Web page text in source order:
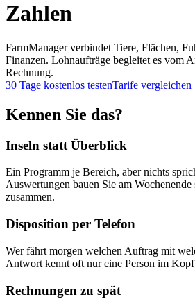
Zahlen
FarmManager verbindet Tiere, Flächen,
Finanzen. Lohnaufträge begleitet es vom
Rechnung.
30 Tage kostenlos testenTarife vergleichen
Kennen Sie das?
Inseln statt Überblick
Ein Programm je Bereich, aber nichts
Auswertungen bauen Sie am Wochenende
zusammen.
Disposition per Telefon
Wer fährt morgen welchen Auftrag mit
Antwort kennt oft nur eine Person im
Rechnungen zu spät